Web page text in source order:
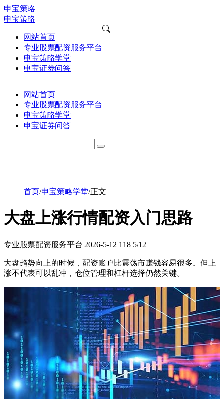
申宝策略
申宝策略
网站首页
专业股票配资服务平台
申宝策略学堂
申宝证券问答
网站首页
专业股票配资服务平台
申宝策略学堂
申宝证券问答
首页/申宝策略学堂/正文
大盘上涨行情配资入门思路
专业股票配资服务平台 2026-5-12 118 5/12
大盘趋势向上的时候，配资账户比震荡市赚钱容易很多。但上
涨不代表可以乱冲，仓位管理和杠杆选择仍然关键。